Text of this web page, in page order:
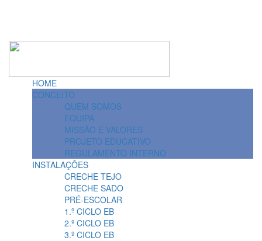
HOME
CONCEITO
QUEM SOMOS
EQUIPA
MISSÃO E VALORES
PROJETO EDUCATIVO
REGULAMENTO INTERNO
INSTALAÇÕES
CRECHE TEJO
CRECHE SADO
PRÉ-ESCOLAR
1.º CICLO EB
2.º CICLO EB
3.º CICLO EB